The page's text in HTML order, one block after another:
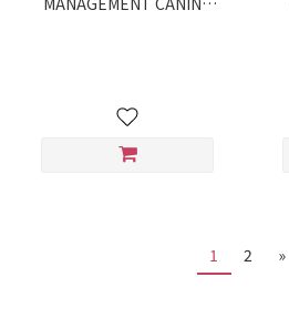
1 2 »